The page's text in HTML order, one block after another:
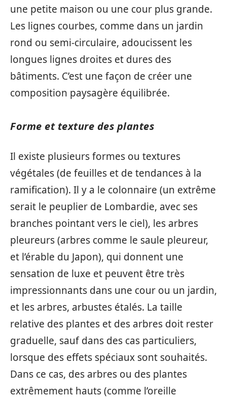
une petite maison ou une cour plus grande.
Les lignes courbes, comme dans un jardin
rond ou semi-circulaire, adoucissent les
longues lignes droites et dures des
bâtiments. C’est une façon de créer une
composition paysagère équilibrée.
Forme et texture des plantes
Il existe plusieurs formes ou textures
végétales (de feuilles et de tendances à la
ramification). Il y a le colonnaire (un extrême
serait le peuplier de Lombardie, avec ses
branches pointant vers le ciel), les arbres
pleureurs (arbres comme le saule pleureur,
et l’érable du Japon), qui donnent une
sensation de luxe et peuvent être très
impressionnants dans une cour ou un jardin,
et les arbres, arbustes étalés. La taille
relative des plantes et des arbres doit rester
graduelle, sauf dans des cas particuliers,
lorsque des effets spéciaux sont souhaités.
Dans ce cas, des arbres ou des plantes
extrêmement hauts (comme l’oreille